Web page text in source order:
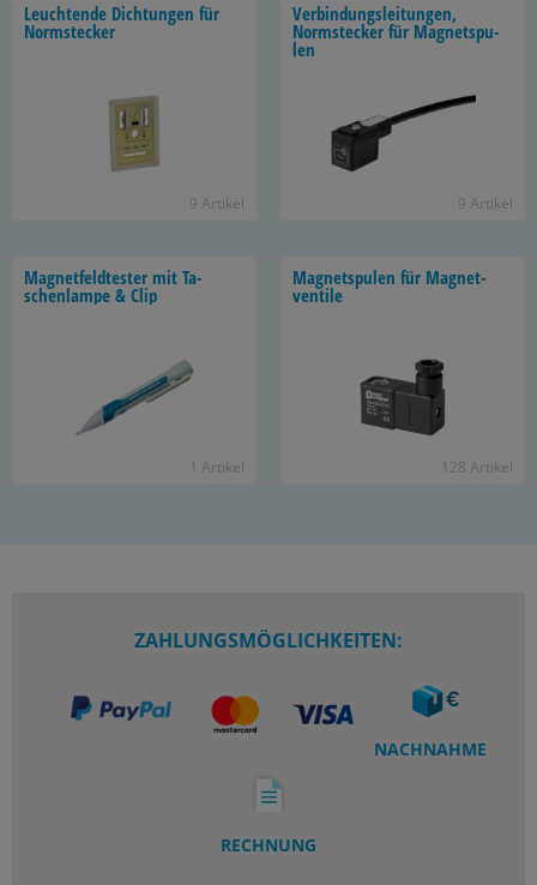
Leuch­ten­de Dich­tun­gen für
Norm­ste­cker
9 Ar­ti­kel
Ver­bin­dungs­lei­tun­gen,
Norm­ste­cker für Ma­gnet­spu­
len
9 Ar­ti­kel
Ma­gnet­feld­tes­ter mit Ta­
schen­lam­pe & Clip
1 Ar­ti­kel
Ma­gnet­spu­len für Ma­gnet­
ven­ti­le
128 Ar­ti­kel
ZAHLUNGSMÖGLICHKEITEN:
NACHNAHME
RECHNUNG